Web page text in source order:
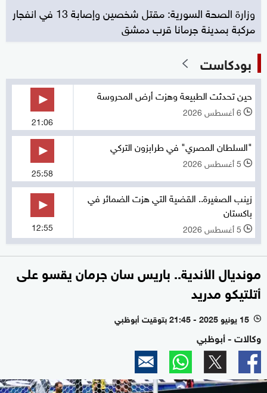
وزارة الصحة السورية: مقتل شخصين وإصابة 13 في انفجار
مركبة بمدينة جرمانا قرب دمشق
بودكاست
حين تحدثت الطبيعة وهزت أرض المحروسة
l 6 أغسطس 2026
21:06
"السلطان المصري" في طرابزون التركي
l 5 أغسطس 2026
25:58
زينب الصغيرة.. القضية التي هزت الضمائر في
باكستان
l 5 أغسطس 2026 12:55
مونديال الأندية.. باريس سان جرمان يقسو على
أتلتيكو مدريد
l 15 يونيو 2025 - 21:45 بتوقيت أبوظبي
وكالات - أبوظبي